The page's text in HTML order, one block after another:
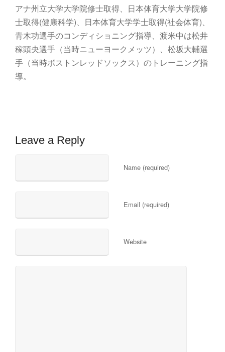
アナ州立大学大学院修士取得、日本体育大学大学院修
士取得(健康科学)、日本体育大学学士取得(社会体育)、
青木功選手のコンディショニング指導、渡米中は松井
稼頭央選手（当時ニューヨークメッツ）、松坂大輔選
手（当時ボストンレッドソックス）のトレーニング指
導。
Leave a Reply
Name (required)
Email (required)
Website